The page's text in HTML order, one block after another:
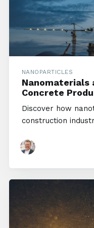
NANOPARTICLES
Nanomaterials
Concrete
Discover how
construction